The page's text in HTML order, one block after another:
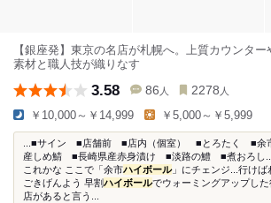
【銀座発】東京の名店が札幌へ。上質カウンタ
素材と職人技が織りなす
3.58 86 人 2278 人
￥10,000～￥14,999 ￥5,000～￥5,999
...■サイン ■店舗前 ■店内（個室） ■とろたく ■余
産しめ鯖 ■長崎県産赤身漬け ■淡路の鱧 ■煮おろし...
これかな ここで「余市ハイボール」にチェンジ...行け
ごきげんよう 早割ハイボールでウォーミングアップし
店があると言う...